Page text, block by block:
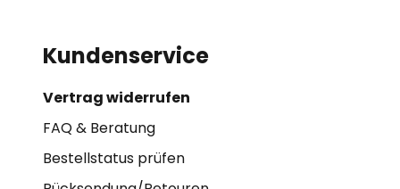
Kundenservice
Vertrag widerrufen
FAQ & Beratung
Bestellstatus prüfen